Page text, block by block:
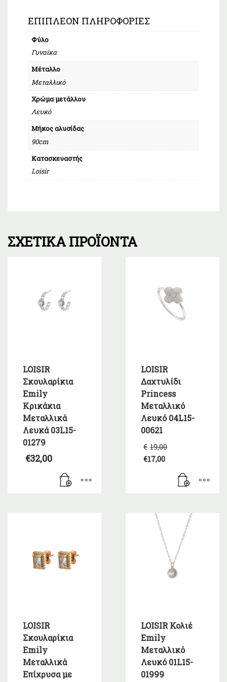
ΕΠΙΠΛΈΟΝ ΠΛΗΡΟΦΟΡΊΕΣ
Φύλο
Γυναίκα
Μέταλλο
Μεταλλικό
Χρώμα μετάλλου
Λευκό
Μήκος αλυσίδας
90cm
Κατασκευαστής
Loisir
ΣΧΕΤΙΚΆ ΠΡΟΪΌΝΤΑ
LOISIR
Σκουλαρίκια
Emily
Κρικάκια
Μεταλλικά
Λευκά 03L15-
01279
€32,00
LOISIR
Δαχτυλίδι
Princess
Μεταλλικό
Λευκό 04L15-
00621
€ 19,00
€19,00.
€17,00
τρέχουσα
LOISIR
Σκουλαρίκια
Emily
Μεταλλικά
Επίχρυσα με
LOISIR Κολιέ
Emily
Μεταλλικό
Λευκό 01L15-
01999